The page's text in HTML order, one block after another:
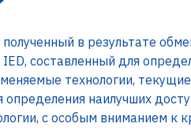
в результате
составленный для
технологии,
наилучших
с особым вниманием к